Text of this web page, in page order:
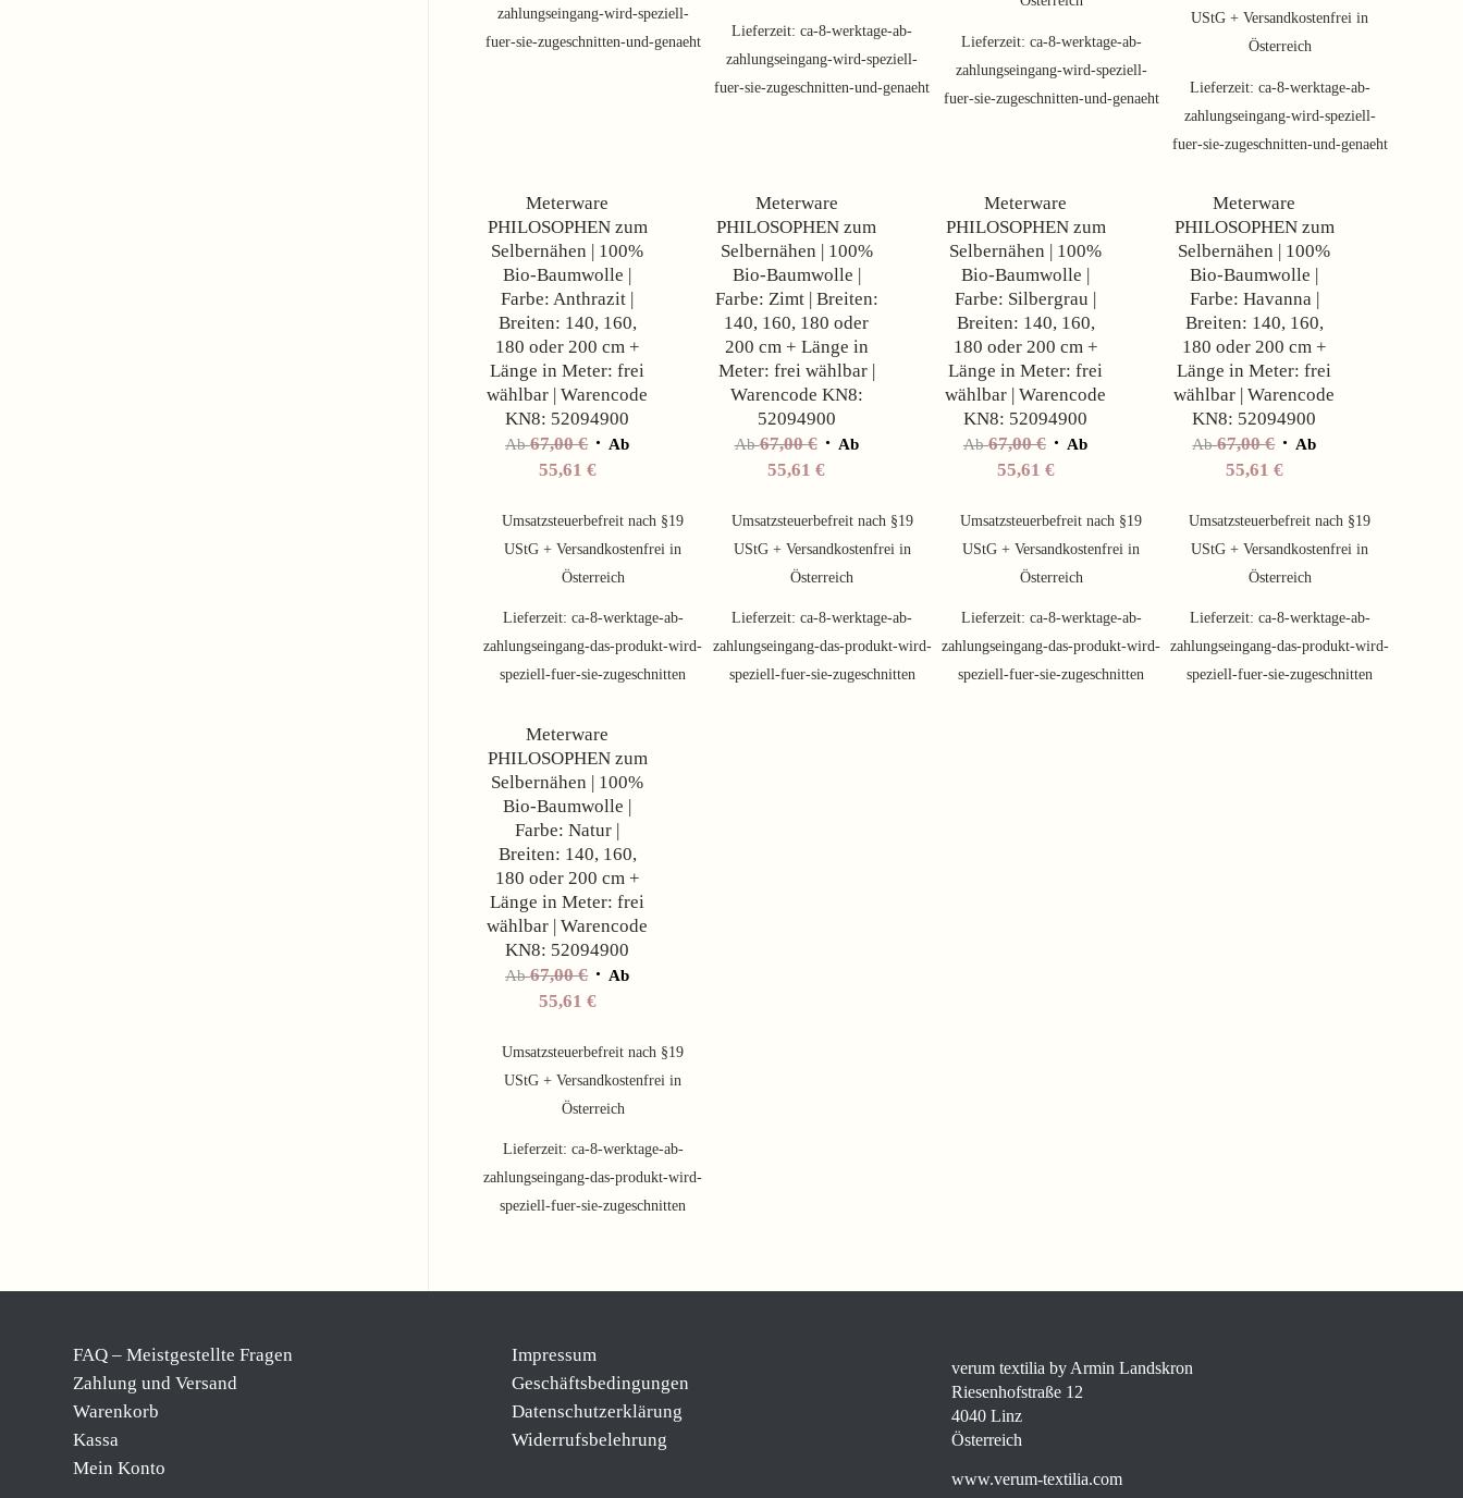
zahlungseingang-wird-speziell-
fuer-sie-zugeschnitten-und-genaeht
Lieferzeit:ca-8-werktage-ab-
zahlungseingang-wird-speziell-
fuer-sie-zugeschnitten-und-genaeht
Lieferzeit: ca-8-werktage-ab-
zahlungseingang-wird-speziell-
fuer-sie-zugeschnitten-und-genaeht
595,00 €
493,85 €.
UStG + Versandkostenfrei in
Österreich
Lieferzeit: ca-8-werktage-ab-
zahlungseingang-wird-speziell-
fuer-sie-zugeschnitten-und-genaeht
Meterware
PHILOSOPHEN zum
Selbernähen | 100%
Bio-Baumwolle |
Farbe: Anthrazit |
Breiten: 140, 160,
180 oder 200 cm +
Länge in Meter: frei
wählbar | Warencode
KN8: 52094900
Ab67,00€ Ab
55,61 €
Umsatzsteuerbefreit nach §19
UStG + Versandkostenfrei in
Österreich
Lieferzeit: ca-8-werktage-ab-
zahlungseingang-das-produkt-wird-
speziell-fuer-sie-zugeschnitten
Meterware
PHILOSOPHEN zum
Selbernähen | 100%
Bio-Baumwolle |
Farbe: Zimt | Breiten:
140, 160, 180 oder
200 cm + Länge in
Meter: frei wählbar |
Warencode KN8:
52094900
Ab67,00€ Ab
55,61€
Umsatzsteuerbefreit nach §19
UStG + Versandkostenfrei in
Österreich
Lieferzeit:ca-8-werktage-ab-
zahlungseingang-das-produkt-wird-
speziell-fuer-sie-zugeschnitten
Meterware
PHILOSOPHEN zum
Selbernähen | 100%
Bio-Baumwolle |
Farbe: Silbergrau |
Breiten: 140, 160,
180 oder 200 cm +
Länge in Meter: frei
wählbar | Warencode
KN8: 52094900
Ab67,00€ Ab
55,61 €
Umsatzsteuerbefreit nach §19
UStG + Versandkostenfrei in
Österreich
Lieferzeit: ca-8-werktage-ab-
zahlungseingang-das-produkt-wird-
speziell-fuer-sie-zugeschnitten
Meterware
PHILOSOPHEN zum
Selbernähen | 100%
Bio-Baumwolle |
Farbe: Havanna |
Breiten: 140, 160,
180 oder 200 cm +
Länge in Meter: frei
wählbar | Warencode
KN8: 52094900
Ab67,00€ Ab
55,61 €
Angebot!
Umsatzsteuerbefreit nach §19
UStG + Versandkostenfrei in
Österreich
Lieferzeit: ca-8-werktage-ab-
zahlungseingang-das-produkt-wird-
speziell-fuer-sie-zugeschnitten
Meterware
PHILOSOPHEN zum
Selbernähen | 100%
Bio-Baumwolle |
Farbe: Natur |
Breiten: 140, 160,
180 oder 200 cm +
Länge in Meter: frei
wählbar | Warencode
KN8: 52094900
Ab67,00€ Ab
55,61 €
Angebot!
Umsatzsteuerbefreit nach §19
UStG + Versandkostenfrei in
Österreich
Lieferzeit: ca-8-werktage-ab-
zahlungseingang-das-produkt-wird-
speziell-fuer-sie-zugeschnitten
FAQ – Meistgestellte Fragen
Zahlung und Versand
Warenkorb
Kassa
Mein Konto
Impressum
Geschäftsbedingungen
Datenschutzerklärung
Widerrufsbelehrung
verum textilia by Armin Landskron
Riesenhofstraße 12
4040 Linz
Österreich
www.verum-textilia.com